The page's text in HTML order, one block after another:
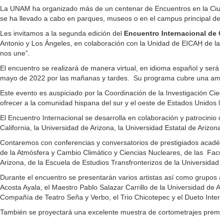
La UNAM ha organizado más de un centenar de Encuentros en la
se ha llevado a cabo en parques, museos o en el campus principal
Les invitamos a la segunda edición del Encuentro Internacional de
Antonio y Los Ángeles, en colaboración con la Unidad de EICAH de
nos une”.
El encuentro se realizará de manera virtual, en idioma español y
mayo de 2022 por las mañanas y tardes. Su programa cubre una
Este evento es auspiciado por la Coordinación de la Investigación
ofrecer a la comunidad hispana del sur y el oeste de Estados
El Encuentro Internacional se desarrolla en colaboración y
California, la Universidad de Arizona, la Universidad Estatal de
Contaremos con conferencias y conversatorios de prestigiados
de la Atmósfera y Cambio Climático y Ciencias Nucleares, de las
Arizona, de la Escuela de Estudios Transfronterizos de la
Durante el encuentro se presentarán varios artistas así como
Acosta Ayala, el Maestro Pablo Salazar Carrillo de la Universidad
Compañía de Teatro Seña y Verbo, el Trio Chicotepec y el Dueto
También se proyectará una excelente muestra de cortometrajes